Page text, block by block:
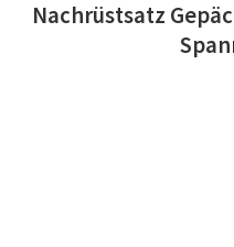
Nachrüstsatz